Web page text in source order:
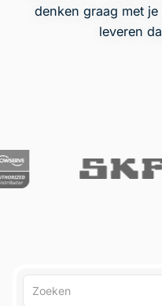
denken graag met
leveren